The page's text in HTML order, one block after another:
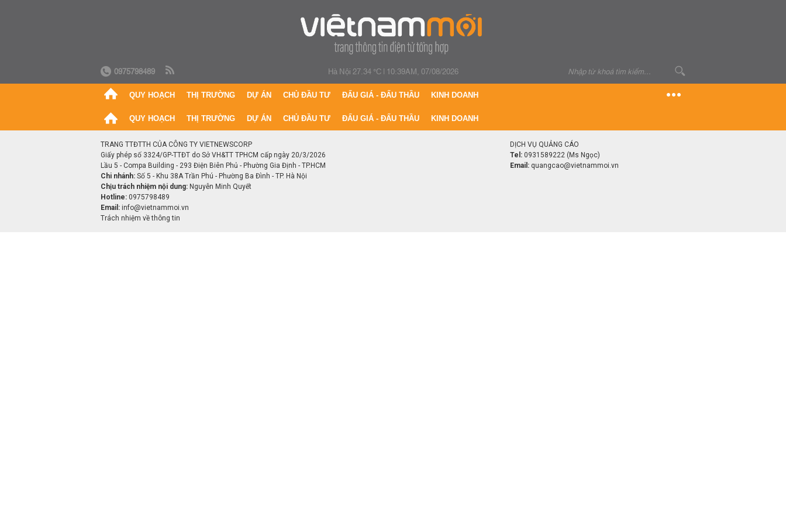
0975798489 Hà Nội 27.34 °C| 10:39AM, 07/08/2026
QUY HOẠCH THỊ TRƯỜNG DỰ ÁN CHỦ ĐẦU TƯ ĐẤU GIÁ - ĐẤU THẦU KINH DOANH
QUY HOẠCH THỊ TRƯỜNG DỰ ÁN CHỦ ĐẦU TƯ ĐẤU GIÁ - ĐẤU THẦU KINH DOANH
TRANG TTĐTTH CỦA CÔNG TY VIETNEWSCORP
Giấy phép số 3324/GP-TTĐT do Sở VH&TT TPHCM cấp ngày 20/3/2026
Lầu 5 - Compa Building - 293 Điện Biên Phủ - Phường Gia Định - TP.HCM
Chi nhánh: Số 5 - Khu 38A Trần Phú - Phường Ba Đình - TP. Hà Nội
Chịu trách nhiệm nội dung: Nguyễn Minh Quyết
Hotline: 0975798489
Email: info@vietnammoi.vn
Trách nhiệm về thông tin
DỊCH VỤ QUẢNG CÁO
Tel: 0931589222 (Ms Ngọc)
Email: quangcao@vietnammoi.vn